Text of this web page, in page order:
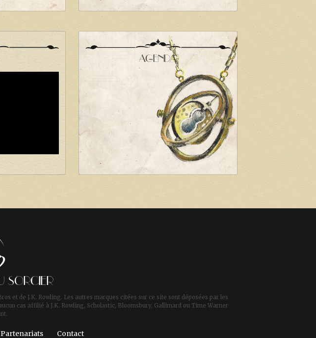
AGENDA
SORCIER
et de J.K. Rowling. Les autres marques citées sur ce site sont déposées par les
cas affilié à J.K. Rowling, Scholastic, Bloomsbury, Gallimard ou Time Warner
Partenariats Contact